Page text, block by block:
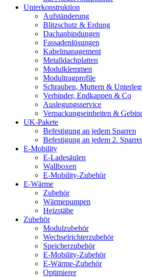
Unterkonstruktion
Aufständerung
Blitzschutz & Erdung
Dachanbindungen
Fassadenlösungen
Kabelmanagement
Metalldachplatten
Modulklemmen
Modultragprofile
Schrauben, Muttern &
Verbinder, Endkappen & Co
Auslegungsservice
Verpackungseinheiten &
UK-Pakete
Befestigung an jedem Sparren
Befestigung an jedem 2.
E-Mobility
E-Ladesäulen
Wallboxen
E-Mobility-Zubehör
E-Wärme
Zubehör
Wärmepumpen
Heizstäbe
Zubehör
Modulzubehör
Wechselrichterzubehör
Speicherzubehör
E-Mobility-Zubehör
E-Wärme-Zubehör
Optimierer